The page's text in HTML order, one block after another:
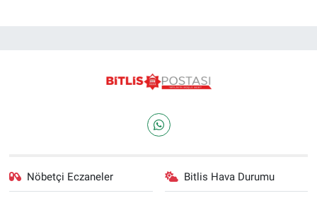
Nöbetçi Eczaneler Bitlis Hava Durumu